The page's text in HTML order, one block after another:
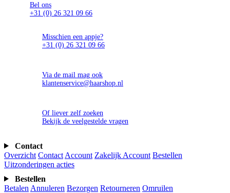
Bel ons
+31 (0) 26 321 09 66
Misschien een appje?
+31 (0) 26 321 09 66
Via de mail mag ook
klantenservice@haarshop.nl
Of liever zelf zoeken
Bekijk de veelgestelde vragen
Contact
Overzicht Contact Account Zakelijk Account Bestellen
Uitzonderingen acties
Bestellen
Betalen Annuleren Bezorgen Retourneren Omruilen